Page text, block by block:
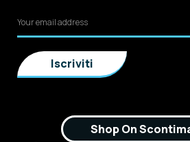
Shop On